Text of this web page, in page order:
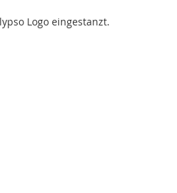
Logo eingestanzt.